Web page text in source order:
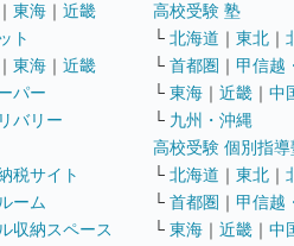
｜ 東海 ｜ 近畿
ト
｜ 東海 ｜ 近畿
パー
バリー
税サイト
ーム
収納スペース
高校受験 塾
└ 北海道 ｜ 東北 ｜
└ 首都圏 ｜ 甲信越
└ 東海 ｜ 近畿 ｜ 中
└ 九州・沖縄
高校受験 個別指導
└ 北海道 ｜ 東北 ｜
└ 首都圏 ｜ 甲信越
└ 東海 ｜ 近畿 ｜ 中